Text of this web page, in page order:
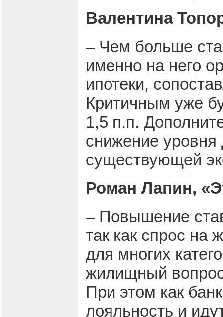
Валентина
– Чем больше
именно на него
ипотеки,
Критичным уже
1,5 п.п.
снижение уровня
существующей
Роман Лапин,
– Повышение
так как спрос на
для многих
жилищный
При этом как
лояльность и